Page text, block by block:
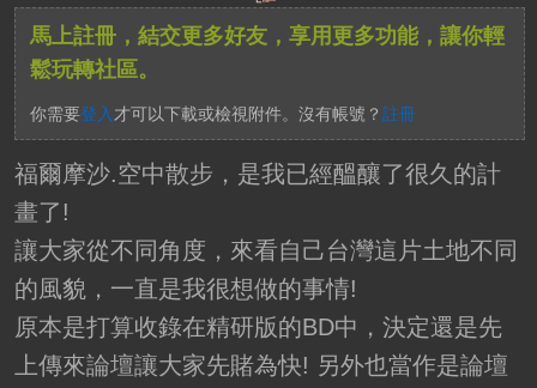
馬上註冊，結交更多好友，享用更多功能，讓你輕
鬆玩轉社區。
你需要登入 才可以下載或檢視附件。沒有帳號？ 註冊
福爾摩沙.空中散步，是我已經醞釀了很久的計
畫了!
讓大家從不同角度，來看自己台灣這片土地不同
的風貌，一直是我很想做的事情!
原本是打算收錄在精研版的BD中，決定還是先
上傳來論壇讓大家先賭為快! 另外也當作是論壇